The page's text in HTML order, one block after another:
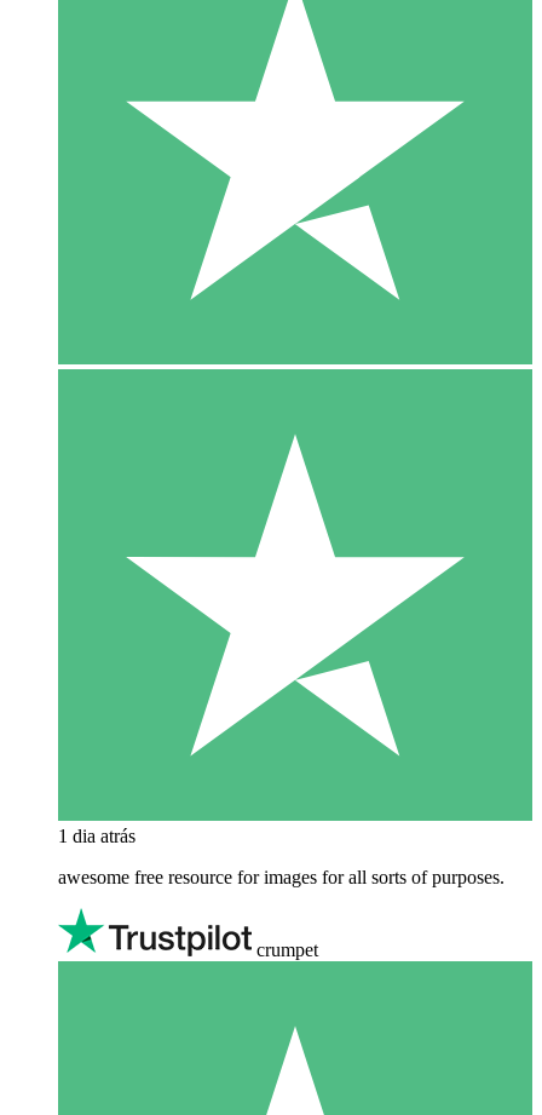
1 dia atrás
awesome free resource for images for all sorts of purposes.
crumpet